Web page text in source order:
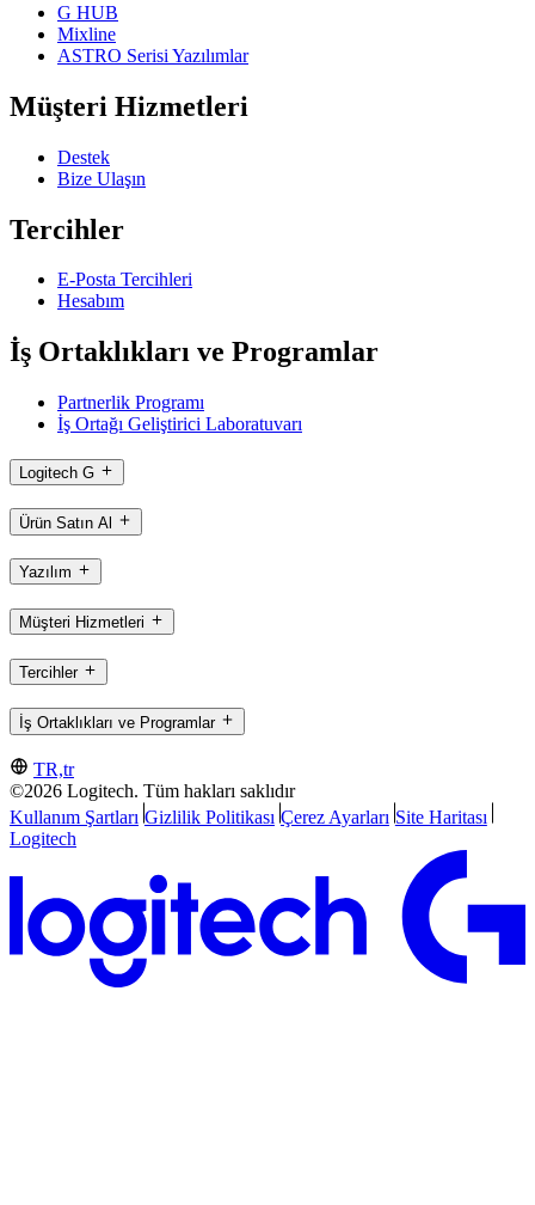
G HUB
Mixline
ASTRO Serisi Yazılımlar
Müşteri Hizmetleri
Destek
Bize Ulaşın
Tercihler
E-Posta Tercihleri
Hesabım
İş Ortaklıkları ve Programlar
Partnerlik Programı
İş Ortağı Geliştirici Laboratuvarı
Logitech G
Ürün Satın Al
Yazılım
Müşteri Hizmetleri
Tercihler
İş Ortaklıkları ve Programlar
TR,tr
©2026 Logitech. Tüm hakları saklıdır
Kullanım Şartları Gizlilik Politikası Çerez Ayarları Site Haritası
Logitech